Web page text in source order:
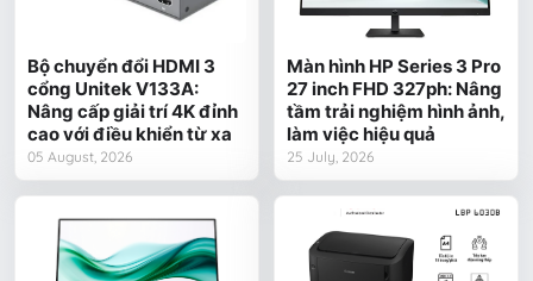
Bộ chuyển đổi HDMI 3
cổng Unitek V133A:
Nâng cấp giải trí 4K đỉnh
cao với điều khiển từ xa
05 August, 2026
Màn hình HP Series 3 Pro
27 inch FHD 327ph: Nâng
tầm trải nghiệm hình ảnh,
làm việc hiệu quả
25 July, 2026